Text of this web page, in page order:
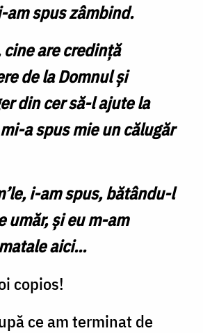
am spuszâmbind.
are credință
de la Domnul și
din cer să-l ajute la
a spus mie un călugăr
i-am spus, bătându-l
umăr, și eu m-am
aici...
copios!
ce am terminat de